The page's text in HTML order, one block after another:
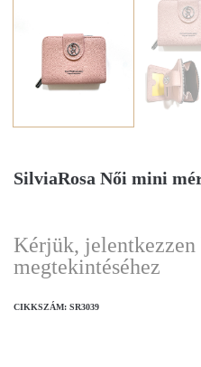
SilviaRosa Női mini
Kérjük, jelentkezzen
megtekintéséhez
CIKKSZÁM: SR3039